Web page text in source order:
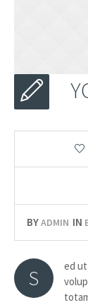
BYADMIN IN
S
ed